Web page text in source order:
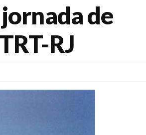
jornada de
RJ